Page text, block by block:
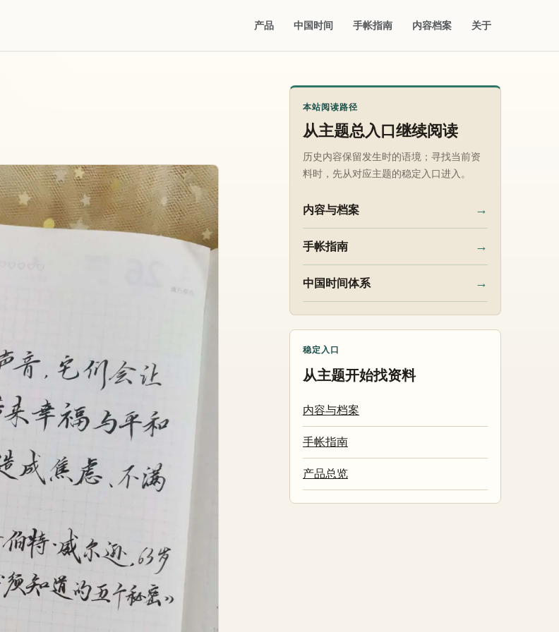
产品 中国时间 手帐指南 内容档案 关于
本站阅读路径
从主题总入口继续阅读
历史内容保留发生时的语境；寻找当前资
料时，先从对应主题的稳定入口进入。
内容与档案 →
手帐指南 →
中国时间体系 →
稳定入口
从主题开始找资料
内容与档案
手帐指南
产品总览